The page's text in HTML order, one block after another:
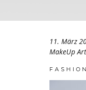
11. März
MakeUp
FASHION